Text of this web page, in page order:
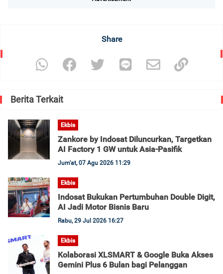
Share
Berita Terkait
Ekbis
Zankore by Indosat Diluncurkan, Targetkan
AI Factory 1 GW untuk Asia-Pasifik
Jum'at, 07 Agu 2026 11:29
Ekbis
Indosat Bukukan Pertumbuhan Double Digit,
AI Jadi Motor Bisnis Baru
Rabu, 29 Jul 2026 16:27
Ekbis
Kolaborasi XLSMART & Google Buka Akses
Gemini Plus 6 Bulan bagi Pelanggan